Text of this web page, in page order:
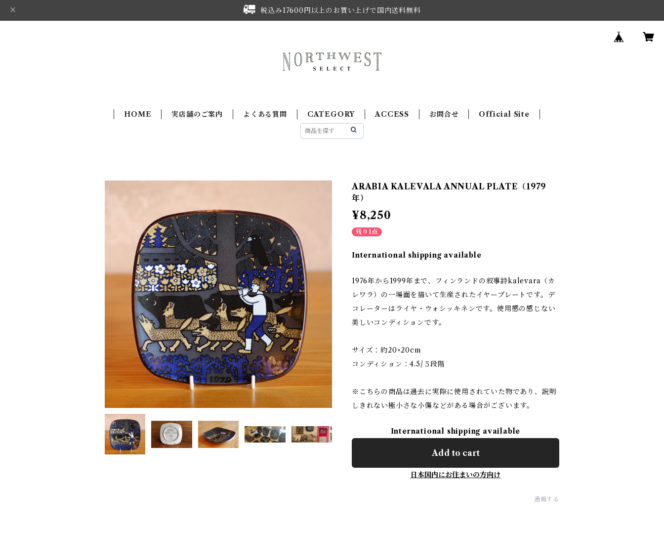
税込み17600円以上のお買い上げで国内送料無料
HOME 実店舗のご案内 よくある質問 CATEGORY ACCESS お問合せ Official Site
ARABIA KALEVALA ANNUAL PLATE（1979
年）
¥8,250
残り1点
International shipping available
1976年から1999年まで、フィンランドの叙事詩kalevara（カ
レワラ）の一場面を描いて生産されたイヤープレートです。デ
コレーターはライヤ・ウォシッキネンです。使用感の感じない
美しいコンディションです。
サイズ：約20×20cm
コンディション：4.5/５段階
※こちらの商品は過去に実際に使用されていた物であり、説明
しきれない極小さな小傷などがある場合がございます。
International shipping available
Add to cart
日本国内にお住まいの方向け
通報する